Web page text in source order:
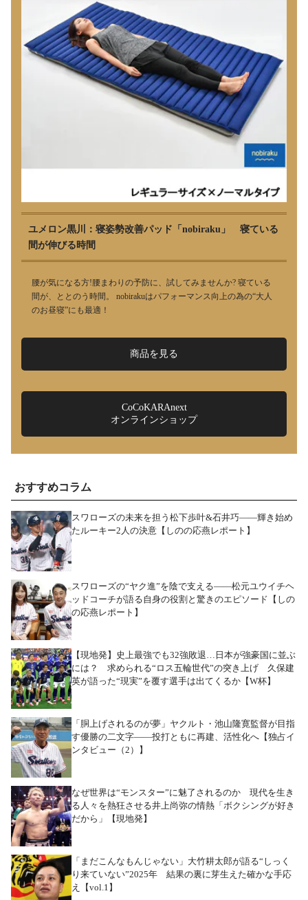
ユメロン黒川：寝姿勢改善パッド「nobiraku」 寝ている
間が伸びる時間
腰が気になる方!腰まわりの予防に、試してみませんか? 寝ている
間が、ととのう時間。 nobirakuはパフォーマンス向上の為の“大人
のお昼寝”にも最適！
商品を見る
CoCoKARAnext
オンラインショップ
おすすめコラム
スワローズの未来を担う松下歩叶&石井巧――輝き始め
たルーキー2人の決意【しのの応燕レポート】
スワローズの“ヤク進”を陰で支える――松元ユウイチヘ
ッドコーチが語る自身の役割と驚きのエピソード【しの
の応燕レポート】
【現地発】史上最強でも32強敗退…日本が強豪国に並ぶ
には？ 求められる“ロス五輪世代”の突き上げ 久保建
英が語った“現実”を覆す選手は出てくるか【W杯】
「胴上げされるのが夢」ヤクルト・池山隆寛監督が目指
す優勝の二文字――投打ともに再建、活性化へ【独占イ
ンタビュー（2）】
なぜ世界は“モンスター”に魅了されるのか 現代を生き
る人々を熱狂させる井上尚弥の情熱「ボクシングが好き
だから」【現地発】
「まだこんなもんじゃない」大竹耕太郎が語る“しっく
り来ていない”2025年 結果の裏に芽生えた確かな手応
え【vol.1】